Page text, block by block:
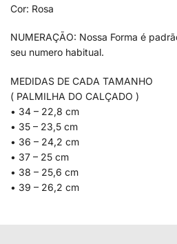
Cor: Rosa
NUMERAÇÃO: Nossa Forma é
seu numero habitual.
MEDIDAS DE CADA TAMANHO
( PALMILHA DO CALÇADO )
• 34 – 22,8 cm
• 35 – 23,5 cm
• 36 – 24,2 cm
• 37 – 25 cm
• 38 – 25,6 cm
• 39 – 26,2 cm